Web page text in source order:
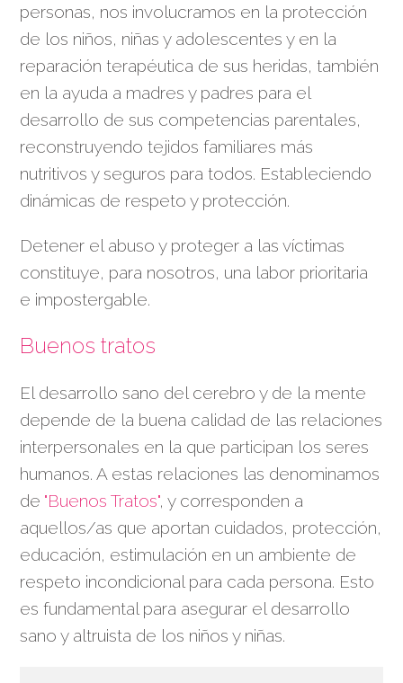
personas, nos involucramos en la protección
de los niños, niñas y adolescentes y en la
reparación terapéutica de sus heridas, también
en la ayuda a madres y padres para el
desarrollo de sus competencias parentales,
reconstruyendo tejidos familiares más
nutritivos y seguros para todos. Estableciendo
dinámicas de respeto y protección.
Detener el abuso y proteger a las víctimas
constituye, para nosotros, una labor prioritaria
e impostergable.
Buenos tratos
El desarrollo sano del cerebro y de la mente
depende de la buena calidad de las relaciones
interpersonales en la que participan los seres
humanos. A estas relaciones las denominamos
de "Buenos Tratos", y corresponden a
aquellos/as que aportan cuidados, protección,
educación, estimulación en un ambiente de
respeto incondicional para cada persona. Esto
es fundamental para asegurar el desarrollo
sano y altruista de los niños y niñas.